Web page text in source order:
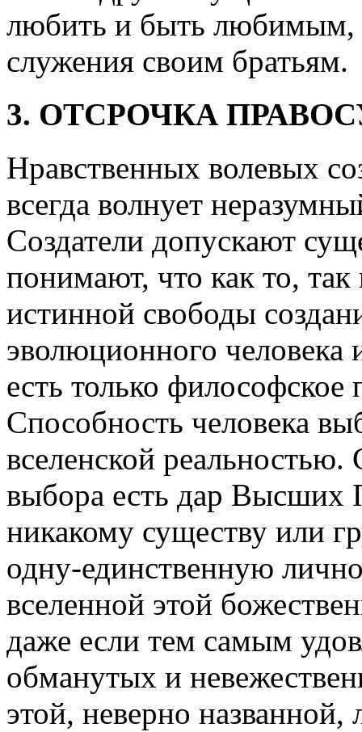
любить и быть любимым,
служения своим братьям.
3. ОТСРОЧКА
Нравственных волевых
всегда волнует
Создатели допускают
понимают, что как то,
истинной свободы
эволюционного человека
есть только
Способность человека
вселенской реальностью.
выбора есть дар Высших
никакому существу или
одну-единственную
вселенной этой
даже если тем самым
обманутых и
этой, неверно